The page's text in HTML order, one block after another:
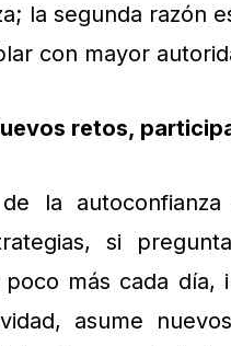
la segunda razón
con mayor
retos,
la
si
más cada día,
asume